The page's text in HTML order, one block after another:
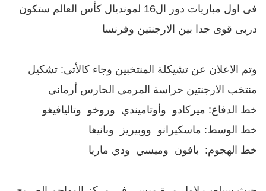
فى اول مباريات دور ال16 لمونديال كأس العالم ستكون
دربى قوى جدا بين الارجنتين وفرنسا
وتم الاعلان عن تشيكلة المنتخبين وجاء كالأتى: تشكيل
منتخب الارجنتين حراسة المرمي الحارس أرماني
خط الدفاع: ميركادو وأوتاميندي وروخو وتاليافيغو
خط الوسط: ماسكيرانو ووبيريز وبانيغا
خط الهجوم: بافون وميسي ودي ماريا